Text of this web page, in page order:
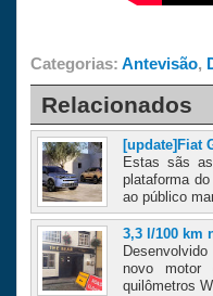
Categorias: Antevisão,
Relacionados
[update]Fiat
Estas sãs
plataforma
ao público
3,3 l/100 km
novo motor
quilômetros